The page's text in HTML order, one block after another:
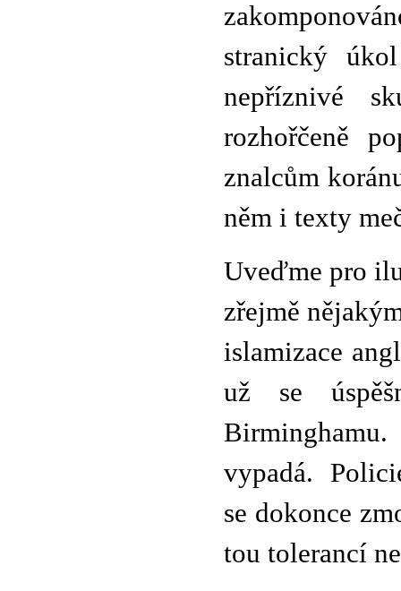
stranický
nepříznivé
rozhořčeně
znalcům
něm i texty
Uveďme pro
zřejmě
islamizace
už se
vypadá.
se dokonce
tou tolerancí